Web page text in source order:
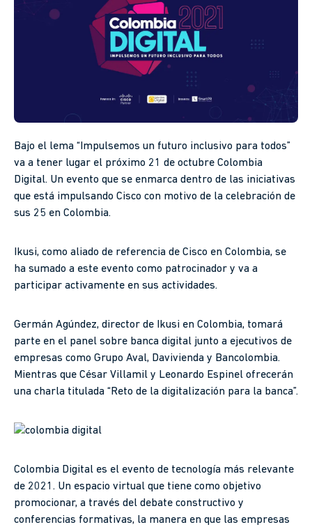
Bajo el lema “Impulsemos un futuro inclusivo para todos”
va a tener lugar el próximo 21 de octubre Colombia
Digital. Un evento que se enmarca dentro de las iniciativas
que está impulsando Cisco con motivo de la celebración de
sus 25 en Colombia.
Ikusi, como aliado de referencia de Cisco en Colombia, se
ha sumado a este evento como patrocinador y va a
participar activamente en sus actividades.
Germán Agúndez, director de Ikusi en Colombia, tomará
parte en el panel sobre banca digital junto a ejecutivos de
empresas como Grupo Aval, Davivienda y Bancolombia.
Mientras que César Villamil y Leonardo Espinel ofrecerán
una charla titulada “Reto de la digitalización para la banca”.
Colombia Digital es el evento de tecnología más relevante
de 2021. Un espacio virtual que tiene como objetivo
promocionar, a través del debate constructivo y
conferencias formativas, la manera en que las empresas